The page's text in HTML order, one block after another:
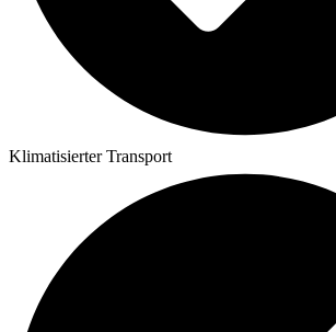
Klimatisierter Transport